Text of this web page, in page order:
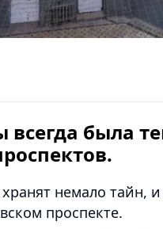
была
немало тайн,
проспекте.